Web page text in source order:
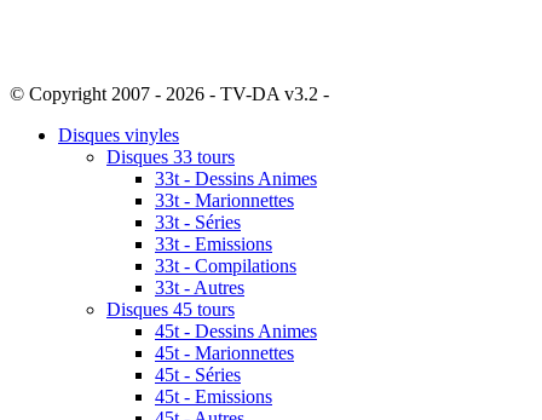
© Copyright 2007 - 2026 - TV-DA v3.2 -
Disques vinyles
Disques 33 tours
33t - Dessins Animes
33t - Marionnettes
33t - Séries
33t - Emissions
33t - Compilations
33t - Autres
Disques 45 tours
45t - Dessins Animes
45t - Marionnettes
45t - Séries
45t - Emissions